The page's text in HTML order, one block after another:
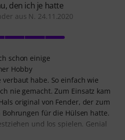
den ich je hatte
aus N. 24.11.2020
schon einige
Hobby
habe. So einfach wie
nie gemacht. Zum Einsatz kam
original von Fender, der zum
für die Hülsen hatte.
und los spielen. Genial